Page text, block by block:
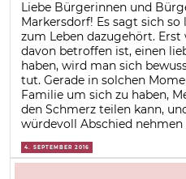
Liebe Bürgerinnen und
Markersdorf! Es sagt sich so
zum Leben dazugehört.
davon betroffen ist, einen
haben, wird man sich
tut. Gerade in solchen
Familie um sich zu haben,
den Schmerz teilen kann,
würdevoll Abschied nehmen
4. SEPTEMBER 2016